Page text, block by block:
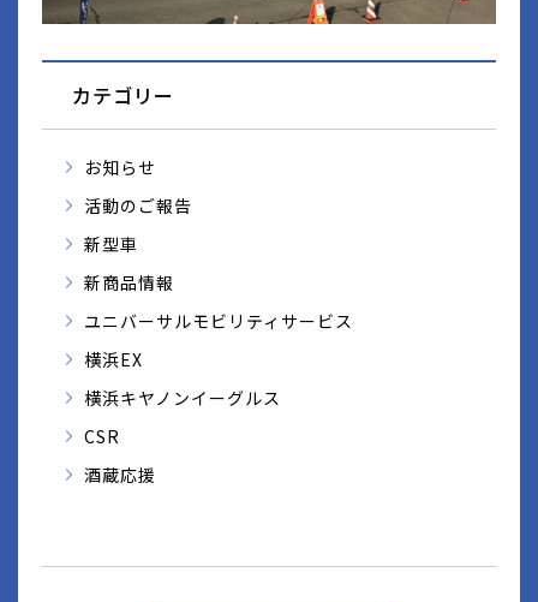
カテゴリー
お知らせ
活動のご報告
新型車
新商品情報
ユニバーサルモビリティサービス
横浜EX
横浜キヤノンイーグルス
CSR
酒蔵応援